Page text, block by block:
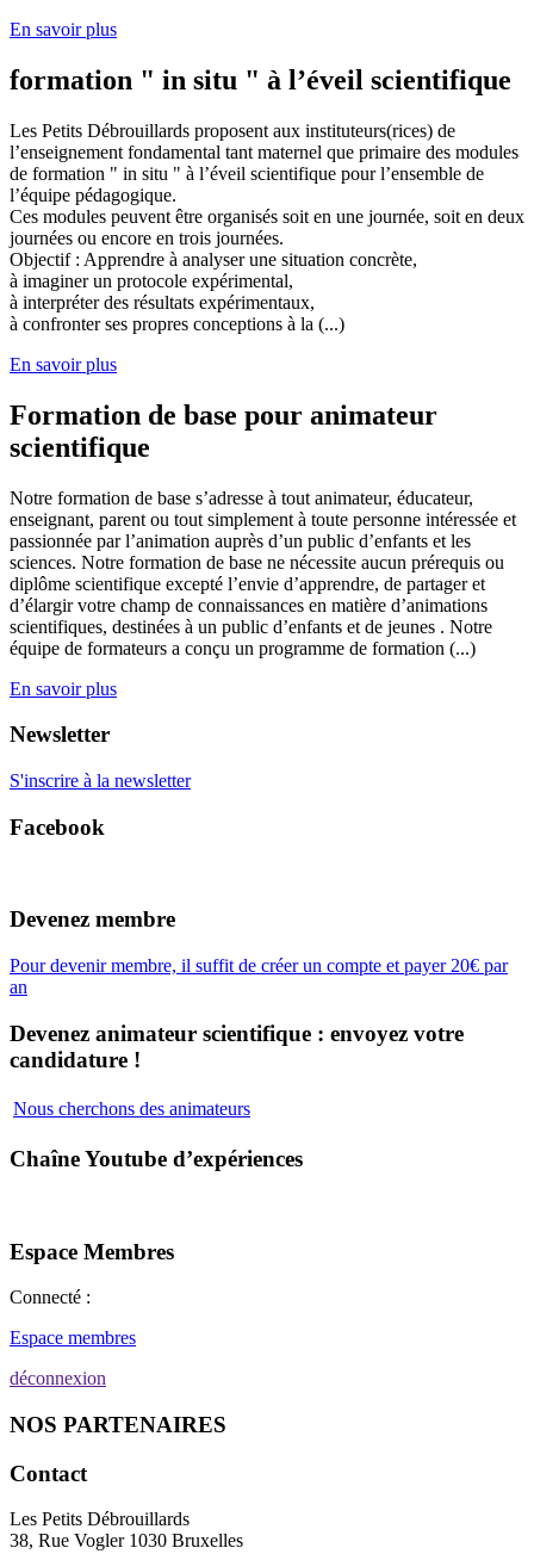
En savoir plus
formation " in situ " à l’éveil scientifique
Les Petits Débrouillards proposent aux instituteurs(rices) de
l’enseignement fondamental tant maternel que primaire des modules
de formation " in situ " à l’éveil scientifique pour l’ensemble de
l’équipe pédagogique.
Ces modules peuvent être organisés soit en une journée, soit en deux
journées ou encore en trois journées.
Objectif : Apprendre à analyser une situation concrète,
à imaginer un protocole expérimental,
à interpréter des résultats expérimentaux,
à confronter ses propres conceptions à la (...)
En savoir plus
Formation de base pour animateur
scientifique
Notre formation de base s’adresse à tout animateur, éducateur,
enseignant, parent ou tout simplement à toute personne intéressée et
passionnée par l’animation auprès d’un public d’enfants et les
sciences. Notre formation de base ne nécessite aucun prérequis ou
diplôme scientifique excepté l’envie d’apprendre, de partager et
d’élargir votre champ de connaissances en matière d’animations
scientifiques, destinées à un public d’enfants et de jeunes . Notre
équipe de formateurs a conçu un programme de formation (...)
En savoir plus
Newsletter
S'inscrire à la newsletter
Facebook
Devenez membre
Pour devenir membre, il suffit de créer un compte et payer 20€ par
an
Devenez animateur scientifique : envoyez votre
candidature !
Nous cherchons des animateurs
Chaîne Youtube d’expériences
Espace Membres
Connecté :
Espace membres
déconnexion
NOS PARTENAIRES
Contact
Les Petits Débrouillards
38, Rue Vogler 1030 Bruxelles